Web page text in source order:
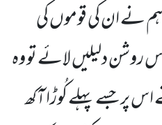
نے ان کی قوموں کی
روشن دلیلیں لائے تو وہ
پر جسے پہلے کُوڑا آکھ